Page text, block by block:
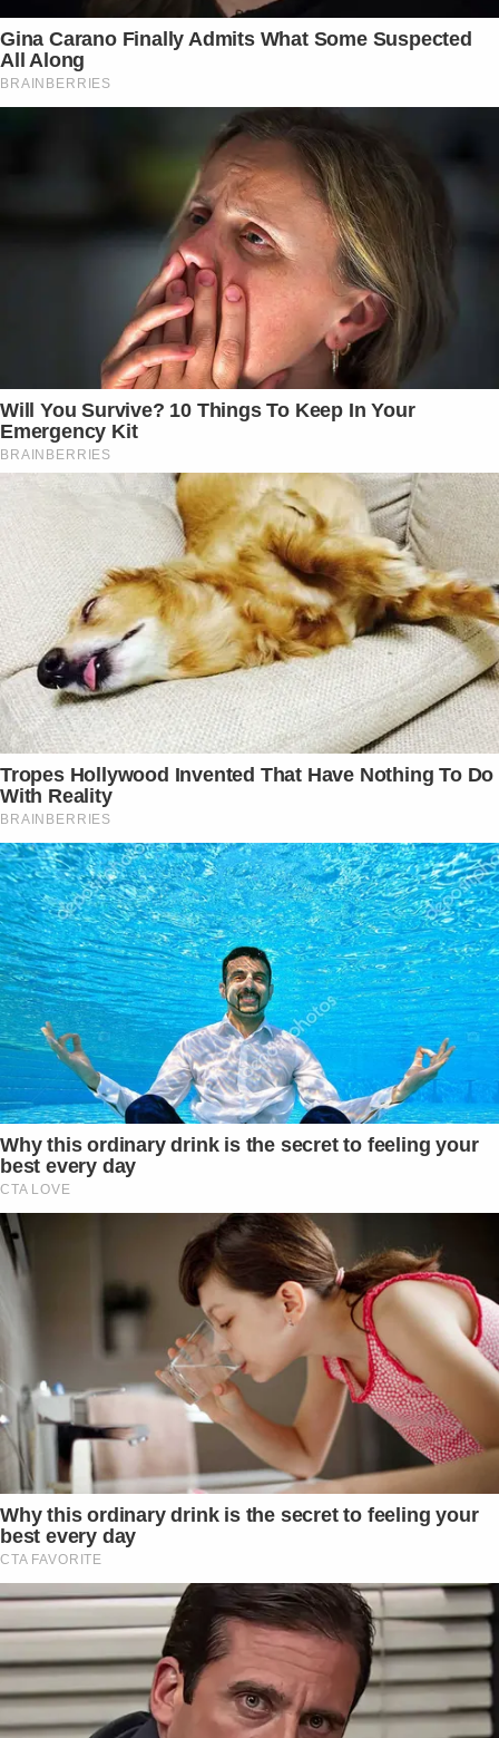
Gina Carano Finally Admits What Some Suspected
All Along
BRAINBERRIES
Will You Survive? 10 Things To Keep In Your
Emergency Kit
BRAINBERRIES
Tropes Hollywood Invented That Have Nothing To Do
With Reality
BRAINBERRIES
Why this ordinary drink is the secret to feeling your
best every day
CTA LOVE
Why this ordinary drink is the secret to feeling your
best every day
CTA FAVORITE